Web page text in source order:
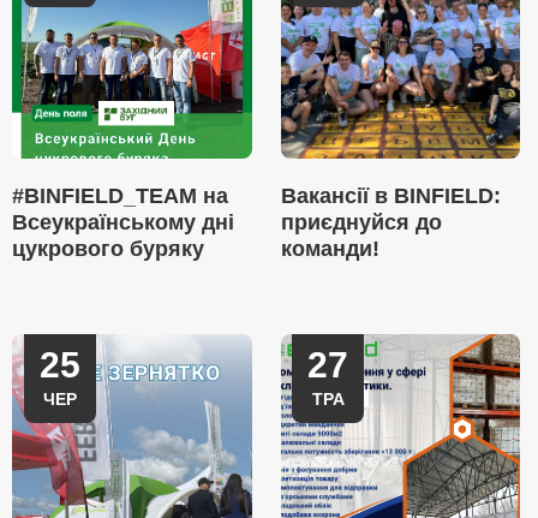
#BINFIELD_TEAM на
Всеукраїнському дні
цукрового буряку
Вакансії в BINFIELD:
приєднуйся до
команди!
25
ЧЕР
27
ТРА